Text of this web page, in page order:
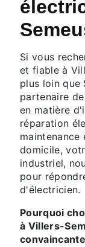
Si vous
et fiable à
plus loin que
partenaire
en matière
réparation
domicile,
industriel,
pour
d'électricien.
Pourquoi
à Villers-